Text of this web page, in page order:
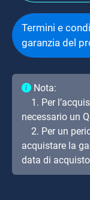
Termini e
garanzia del
Nota:
1. Per
necessario un
2. Per un
acquistare la
data di